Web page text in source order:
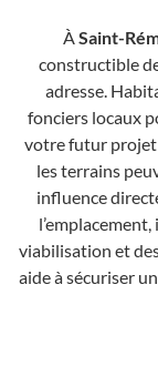
ÀSaint-
constructible
adresse.
fonciers locaux
votre futur projet
les terrains
influence
viabilisation et
aide à sécuriser